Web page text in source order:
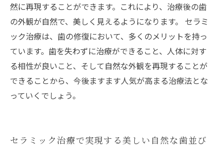
然に再現することができます。これにより、治療後の歯
の外観が自然で、美しく見えるようになります。 セラミ
ック治療は、歯の修復において、多くのメリットを持っ
ています。歯を失わずに治療ができること、人体に対す
る相性が良いこと、そして自然な外観を再現することが
できることから、今後ますます人気が高まる治療法とな
っていくでしょう。
セラミック治療で実現する美しい自然な歯並び